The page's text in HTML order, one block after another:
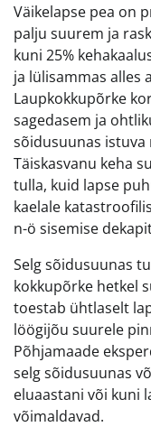
Väikelapse pea on
palju suurem ja
kuni 25%
ja lülisammas alles
Laupkokkupõrke
sagedasem ja
sõidusuunas
Täiskasvanu keha
tulla, kuid lapse
kaelale
n-ö sisemise
Selg sõidusuunas
kokkupõrke hetkel
toestab ühtlaselt
löögijõu suurele
Põhjamaade
selg sõidusuunas
eluaastani või kuni
võimaldavad.